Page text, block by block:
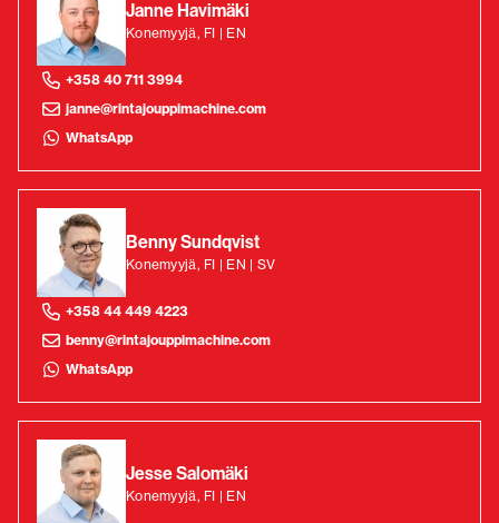
Janne Havimäki
Konemyyjä, FI | EN
+358 40 711 3994
janne@rintajouppimachine.com
WhatsApp
Benny Sundqvist
Konemyyjä, FI | EN | SV
+358 44 449 4223
benny@rintajouppimachine.com
WhatsApp
Jesse Salomäki
Konemyyjä, FI | EN